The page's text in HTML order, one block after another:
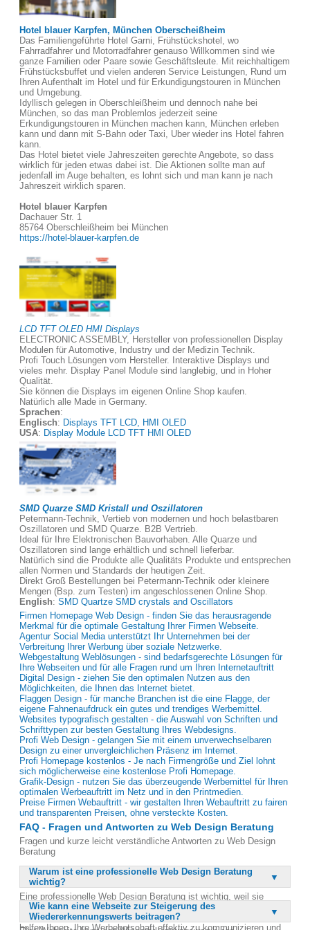
Hotel blauer Karpfen, München Oberscheißheim
Das Familiengeführte Hotel Garni, Frühstückshotel, wo
Fahrradfahrer und Motorradfahrer genauso Willkommen sind wie
ganze Familien oder Paare sowie Geschäftsleute. Mit reichhaltigem
Frühstücksbuffet und vielen anderen Service Leistungen, Rund um
Ihren Aufenthalt im Hotel und für Erkundigungstouren in München
und Umgebung.
Idyllisch gelegen in Oberschleißheim und dennoch nahe bei
München, so das man Problemlos jederzeit seine
Erkundigungstouren in München machen kann, München erleben
kann und dann mit S-Bahn oder Taxi, Uber wieder ins Hotel fahren
kann.
Das Hotel bietet viele Jahreszeiten gerechte Angebote, so dass
wirklich für jeden etwas dabei ist. Die Aktionen sollte man auf
jedenfall im Auge behalten, es lohnt sich und man kann je nach
Jahreszeit wirklich sparen.
Hotel blauer Karpfen
Dachauer Str. 1
85764 Oberschleißheim bei München
https://hotel-blauer-karpfen.de
LCD TFT OLED HMI Displays
ELECTRONIC ASSEMBLY, Hersteller von professionellen Display
Modulen für Automotive, Industry und der Medizin Technik.
Profi Touch Lösungen vom Hersteller. Interaktive Displays und
vieles mehr. Display Panel Module sind langlebig, und in Hoher
Qualität.
Sie können die Displays im eigenen Online Shop kaufen.
Natürlich alle Made in Germany.
Sprachen:
Englisch: Displays TFT LCD, HMI OLED
USA: Display Module LCD TFT HMI OLED
SMD Quarze SMD Kristall und Oszillatoren
Petermann-Technik, Vertieb von modernen und hoch belastbaren
Oszillatoren und SMD Quarze. B2B Vertrieb.
Ideal für Ihre Elektronischen Bauvorhaben. Alle Quarze und
Oszillatoren sind lange erhältlich und schnell lieferbar.
Natürlich sind die Produkte alle Qualitäts Produkte und entsprechen
allen Normen und Standards der heutigen Zeit.
Direkt Groß Bestellungen bei Petermann-Technik oder kleinere
Mengen (Bsp. zum Testen) im angeschlossenen Online Shop.
English: SMD Quartze SMD crystals and Oscillators
Firmen Homepage Web Design - finden Sie das herausragende
Merkmal für die optimale Gestaltung Ihrer Firmen Webseite.
Agentur Social Media unterstützt Ihr Unternehmen bei der
Verbreitung Ihrer Werbung über soziale Netzwerke.
Webgestaltung Weblösungen - sind bedarfsgerechte Lösungen für
Ihre Webseiten und für alle Fragen rund um Ihren Internetauftritt
Digital Design - ziehen Sie den optimalen Nutzen aus den
Möglichkeiten, die Ihnen das Internet bietet.
Flaggen Design - für manche Branchen ist die eine Flagge, der
eigene Fahnenaufdruck ein gutes und trendiges Werbemittel.
Websites typografisch gestalten - die Auswahl von Schriften und
Schrifttypen zur besten Gestaltung Ihres Webdesigns.
Profi Web Design - gelangen Sie mit einem unverwechselbaren
Design zu einer unvergleichlichen Präsenz im Internet.
Profi Homepage kostenlos - Je nach Firmengröße und Ziel lohnt
sich möglicherweise eine kostenlose Profi Homepage.
Grafik-Design - nutzen Sie das überzeugende Werbemittel für Ihren
optimalen Werbeauftritt im Netz und in den Printmedien.
Preise Firmen Webauftritt - wir gestalten Ihren Webauftritt zu fairen
und transparenten Preisen, ohne versteckte Kosten.
FAQ - Fragen und Antworten zu Web Design Beratung
Fragen und kurze leicht verständliche Antworten zu Web Design
Beratung
Warum ist eine professionelle Web Design Beratung
wichtig?
Eine professionelle Web Design Beratung ist wichtig, weil sie
sicherstellt, dass Ihre Webseite optimal auf Ihre Unternehmensziele
und die Bedürfnisse Ihrer Zielgruppe abgestimmt ist. Fachleute
helfen Ihnen, Ihre Werbebotschaft effektiv zu kommunizieren und
Wie kann eine Webseite zur Steigerung des
Wiedererkennungswerts beitragen?